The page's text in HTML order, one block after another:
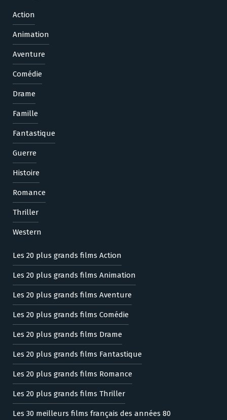
Action
Animation
Aventure
Comédie
Drame
Famille
Fantastique
Guerre
Histoire
Romance
Thriller
Western
Les 20 plus grands films Action
Les 20 plus grands films Animation
Les 20 plus grands films Aventure
Les 20 plus grands films Comédie
Les 20 plus grands films Drame
Les 20 plus grands films Fantastique
Les 20 plus grands films Romance
Les 20 plus grands films Thriller
Les 30 meilleurs films français des années 80